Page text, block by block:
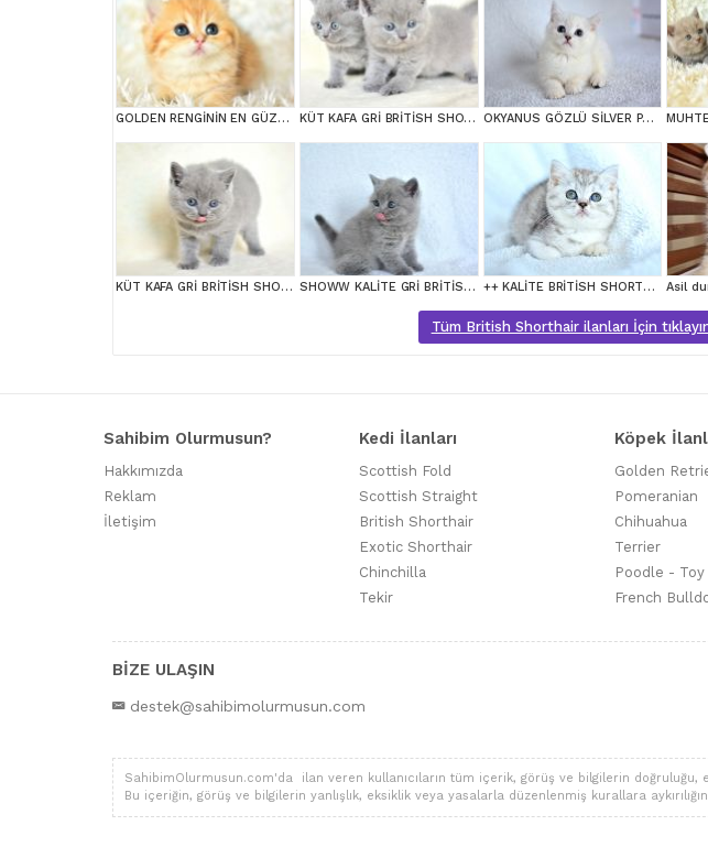
GOLDEN RENGİNİN EN GÜZEL TONU NY11 BRİTİSH SHORTHAİR KÜT KAFA GRİ BRİTİSH SHORTHAİR YAVRULARIMIZ OKYANUS GÖZLÜ SİLVER POİNT BRİTİSH SHORTHAİR YAVRUMUZ
KÜT KAFA GRİ BRİTİSH SHORTHAİR SHOWW KALİTE GRİ BRİTİSH SHORTHAİR YAVRUMUZ ++ KALİTE BRİTİSH SHORTHAİR
Tüm British Shorthair ilanları İçin
Sahibim Olurmusun?
Hakkımızda
Reklam
İletişim
Kedi İlanları
Scottish Fold
Scottish Straight
British Shorthair
Exotic Shorthair
Chinchilla
Tekir
Köpek
Golden
Pomeranian
Chihuahua
Terrier
Poodle - Toy
French
BİZE ULAŞIN
destek@sahibimolurmusun.com
SahibimOlurmusun.com'da ilan veren kullanıcıların tüm içerik, görüş ve bilgilerin doğruluğu,
Bu içeriğin, görüş ve bilgilerin yanlışlık, eksiklik veya yasalarla düzenlenmiş kurallara